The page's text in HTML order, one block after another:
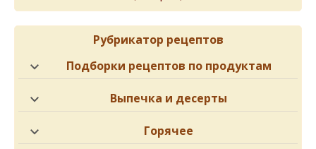
Рубрикатор рецептов
Подборки рецептов по продуктам
Выпечка и десерты
Горячее